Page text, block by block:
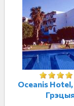
Oceanis